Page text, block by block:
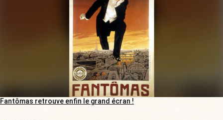
Fantômas retrouve enfin le grand écran !